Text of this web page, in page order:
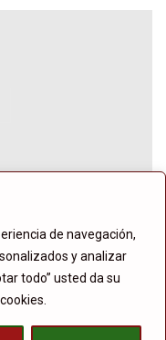
de navegación,
y analizar
todo” usted da su